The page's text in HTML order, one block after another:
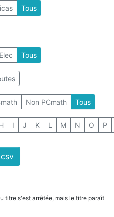
Tous
Tous
Non PCmath Tous
H I J K L M N O P
titre s'est arrêtée, mais le titre paraît